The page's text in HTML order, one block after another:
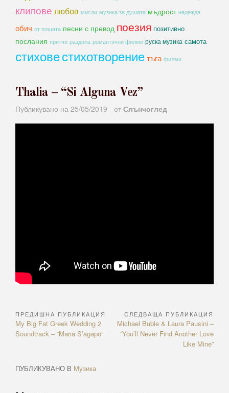
клипове любов мисли музика за душата мъдрост надежда
обич от пощата песни с превод поезия позитивно
послания притчи раздяла романтични филми руска музика самота
стиховестихотворениетъга филми
Thalia – “Si Alguna Vez”
Публикувано на 25/05/2019 от Слънчоглед
Навигация
ПРЕДИШНА ПУБЛИКАЦИЯ
Previous
Article:
My Big Fat Greek Wedding 2
Soundtrack – “Maria S’agapo”
СЛЕДВАЩА ПУБЛИКАЦИЯ
Next
Article:
Michael Buble & Laura Pausini –
“You’ll Never Find Another Love
Like Mine”
ПУБЛИКУВАНО В Музика